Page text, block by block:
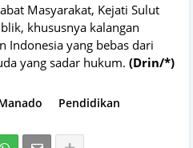
Masyarakat, Kejati Sulut
khususnya kalangan
Indonesia yang bebas dari
yang sadar hukum. (Drin/*)
Pendidikan